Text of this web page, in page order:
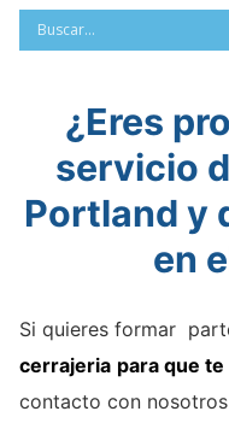
¿Eres
servicio
Portland y
en
Si quieres formar
cerrajeria para que
contacto con